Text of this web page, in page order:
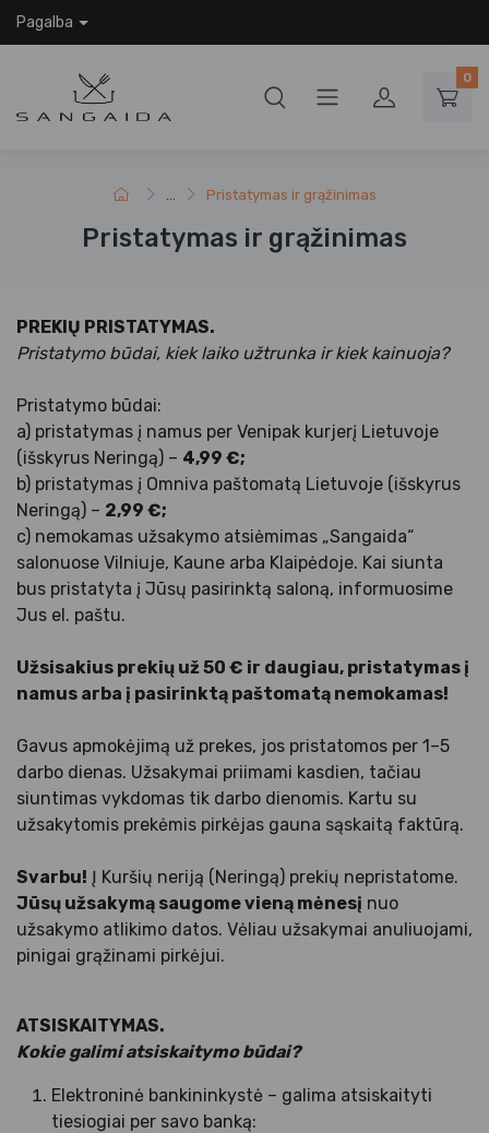
Pagalba
0
... Pristatymas ir grąžinimas
Pristatymas ir grąžinimas
PREKIŲ PRISTATYMAS.
Pristatymo būdai, kiek laiko užtrunka ir kiek kainuoja?
Pristatymo būdai:
a) pristatymas į namus per Venipak kurjerį Lietuvoje
(išskyrus Neringą) – 4,99 €;
b) pristatymas į Omniva paštomatą Lietuvoje (išskyrus
Neringą) – 2,99 €;
c) nemokamas užsakymo atsiėmimas „Sangaida“
salonuose Vilniuje, Kaune arba Klaipėdoje. Kai siunta
bus pristatyta į Jūsų pasirinktą saloną, informuosime
Jus el. paštu.
Užsisakius prekių už 50 € ir daugiau, pristatymas į
namus arba į pasirinktą paštomatą nemokamas!
Gavus apmokėjimą už prekes, jos pristatomos per 1–5
darbo dienas. Užsakymai priimami kasdien, tačiau
siuntimas vykdomas tik darbo dienomis. Kartu su
užsakytomis prekėmis pirkėjas gauna sąskaitą faktūrą.
Svarbu! Į Kuršių neriją (Neringą) prekių nepristatome.
Jūsų užsakymą saugome vieną mėnesį nuo
užsakymo atlikimo datos. Vėliau užsakymai anuliuojami,
pinigai grąžinami pirkėjui.
ATSISKAITYMAS.
Kokie galimi atsiskaitymo būdai?
Elektroninė bankininkystė – galima atsiskaityti
tiesiogiai per savo banką: